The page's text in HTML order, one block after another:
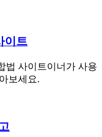
이트
법 사이트이너가 사용
보세요.